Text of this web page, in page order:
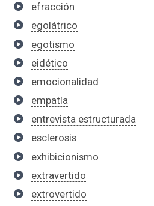
efracción
egolátrico
egotismo
eidético
emocionalidad
empatía
entrevista estructurada
esclerosis
exhibicionismo
extravertido
extrovertido